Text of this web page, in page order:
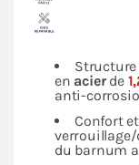
en acierde
anti-
Confort
du barnum